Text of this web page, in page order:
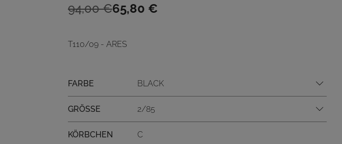
94,00€
Ursprünglicher
war:
65,80 €
Aktueller
ist:
T110/09 - ARES
Farbe
Größe
Körbchen
FARBE BLACK
GRÖSSE 2/85
KÖRBCHEN C